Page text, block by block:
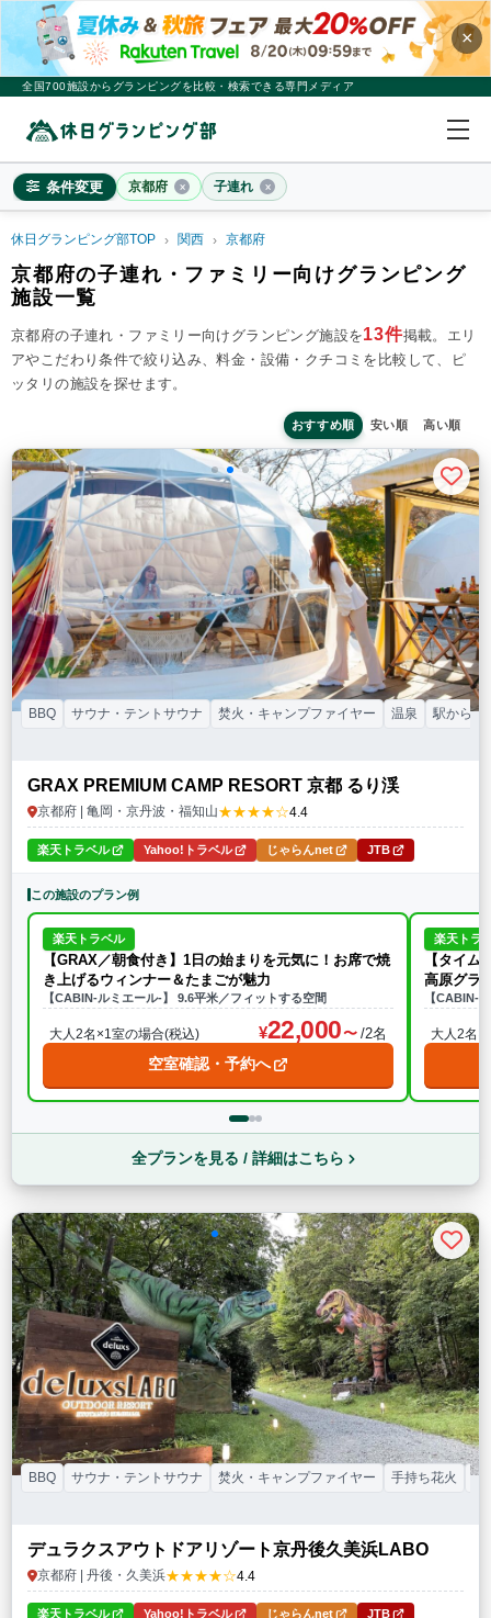
×
全国700施設からグランピングを比較・検索できる専門メディア
条件変更 京都府 子連れ
料金目安※4名利用時の1名最安値
~20,000円/人 20,001~39,999円/人 40,000円~/人
シチュエーション
ペット連れ
ドームテント コットンテント コテージ・ロッジ
バンガロー・キャビン 1組限定貸切
特徴・アクティビティ
BBQ サウナ・テントサウナ 焚火・キャンプファイヤー 手持ち花火
温泉 プール 海水浴 ドッグラン 駅から徒歩15分以内
駅から送迎あり
条件をクリア この条件で再検索
休日グランピング部TOP 関西 京都府
京都府の子連れ・ファミリー向けグランピング
施設一覧
京都府の子連れ・ファミリー向けグランピング施設を13件掲載。 エリ
アやこだわり条件で絞り込み、料金・設備・クチコミを比較して、ピ
ッタリの施設を探せます。
おすすめ順 安い順 高い順
GRAX PREMIUM CAMP RESORT 京都 るり渓
京都府 | 亀岡・京丹波・福知山★★★★☆4.4
BBQ サウナ・テントサウナ 焚火・キャンプファイヤー 温泉 駅から送
楽天トラベル Yahoo!トラベル じゃらんnet JTB
この施設のプラン例
楽天トラベル
【GRAX／朝食付き】1日の始まりを元気に！お席で焼
き上げるウィンナー＆たまごが魅力
【CABIN-ルミエール-】 9.6平米／フィットする空間
大人2名×1室の場合(税込) 22,000 /2名
空室確認・予約へ
楽天トラ
【タイ
高原グラ
【CABIN-
大人2名
全プランを見る / 詳細はこちら
デュラクスアウトドアリゾート京丹後久美浜LABO
京都府 | 丹後・久美浜★★★★☆4.4
BBQ サウナ・テントサウナ 焚火・キャンプファイヤー 手持ち花火 プ
楽天トラベル Yahoo!トラベル じゃらんnet JTB